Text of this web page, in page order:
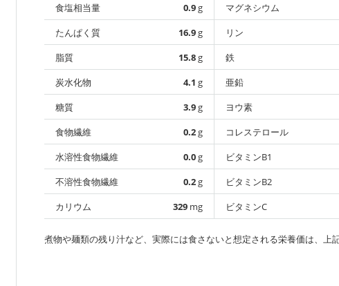
食塩相当量
0.9g
たんぱく質
16.9g
脂質
15.8g
炭水化物
4.1 g
糖質
3.9g
食物繊維
0.2g
水溶性食物繊維
0.0g
不溶性食物繊維
0.2g
カリウム
329 mg
マグネシウム
リン
鉄
亜鉛
ヨウ素
コレステロール
ビタミンB1
ビタミンB2
ビタミンC
煮物や麺類の残り汁など、実際には食さないと想定される栄養価は、上